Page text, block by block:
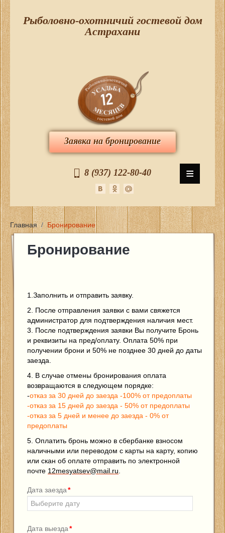
Рыболовно-охотничий гостевой дом
Астрахани
Заявка на бронирование
8 (937) 122-80-40 ≡
Новости
Фото
Контакты
Отзывы
Отчеты о рыбалке
Главная / Бронирование
Бронирование
1.Заполнить и отправить заявку.
2. После отправления заявки с вами свяжется
администратор для подтверждения наличия мест.
3. После подтверждения заявки Вы получите Бронь
и реквизиты на пред/оплату. Оплата 50% при
получении брони и 50% не позднее 30 дней до даты
заезда.
4. В случае отмены бронирования оплата
возвращаются в следующем порядке:
-отказ за 30 дней до заезда -100% от предоплаты
-отказ за 15 дней до заезда - 50% от предоплаты
-отказ за 5 дней и менее до заезда - 0% от
предоплаты
5. Оплатить бронь можно в сбербанке взносом
наличными или переводом с карты на карту, копию
или скан об оплате отправить по электронной
почте 12mesyatsev@mail.ru
Дата заезда*
Дата выезда*